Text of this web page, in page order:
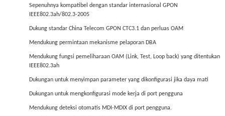
Sepenuhnya kompatibel dengan standar internasional GPON
IEEE802.3ah/802.3-2005
Dukung standar China Telecom GPON CTC3.1 dan perluas OAM
Mendukung permintaan mekanisme pelaporan DBA
Mendukung fungsi pemeliharaan OAM (Link, Test, Loop back) yang ditentukan
IEEE802.3ah
Dukungan untuk menyimpan parameter yang dikonfigurasi jika daya mati
Dukungan untuk mengkonfigurasi mode kerja di port pengguna
Mendukung deteksi otomatis MDI-MDIX di port pengguna.